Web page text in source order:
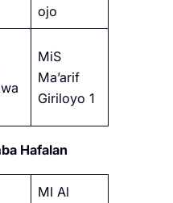
ojo
MiS
Ma’arif
Giriloyo 1
Hafalan
MI Al